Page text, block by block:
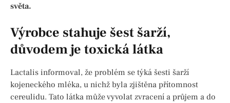
světa.
Výrobce stahuje šest šarží,
důvodem je toxická látka
Lactalis informoval, že problém se týká šesti šarží
kojeneckého mléka, u nichž byla zjištěna přítomnost
cereulidu. Tato látka může vyvolat zvracení a průjem a do